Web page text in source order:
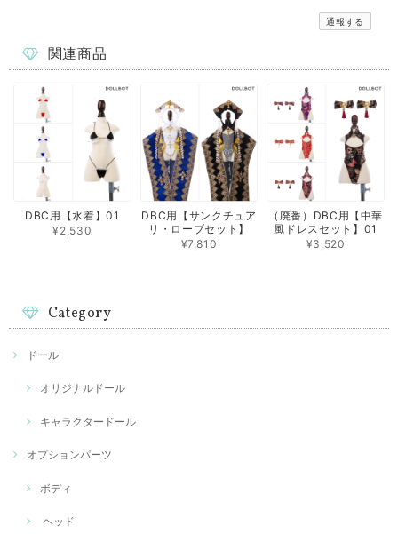
通報する
関連商品
DBC用【水着】01
¥2,530
DBC用【サンクチュア
リ・ローブセット】
¥7,810
（廃番）DBC用【中華
風ドレスセット】01
¥3,520
Category
ドール
オリジナルドール
キャラクタードール
オプションパーツ
ボディ
ヘッド